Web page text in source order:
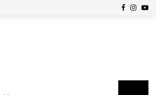
Facebook